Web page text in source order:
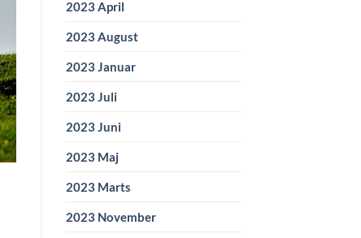
2023 April
2023 August
2023 Januar
2023 Juli
2023 Juni
2023 Maj
2023 Marts
2023 November